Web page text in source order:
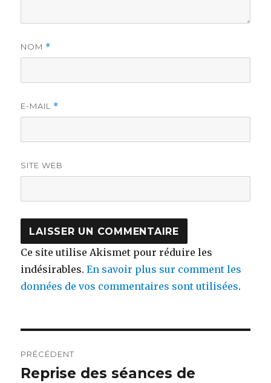
NOM *
E-MAIL *
SITE WEB
Ce site utilise Akismet pour réduire les
indésirables.En savoir plus sur comment les
données de vos commentaires sont utilisées.
de
PRÉCÉDENT
Article
Reprise des séances de